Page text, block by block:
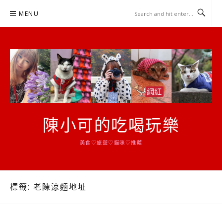
MENU
陳小可的吃喝玩樂
美食♡旅遊♡貓咪♡推薦
標籤: 老陳涼麵地址